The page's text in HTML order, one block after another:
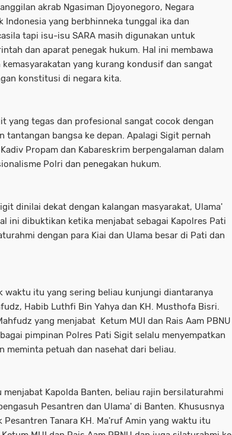
akrab Ngasiman Djoyonegoro, Negara
Indonesia yang berbhinneka tunggal ika dan
tapi isu-isu SARA masih digunakan untuk
dan aparat penegak hukum. Hal ini membawa
yang kurang kondusif dan sangat
konstitusi di negara kita.
yang tegas dan profesional sangat cocok dengan
tantangan bangsa ke depan. Apalagi Sigit pernah
Propam dan Kabareskrim berpengalaman dalam
Polri dan penegakan hukum.
dinilai dekat dengan kalangan masyarakat, Ulama'
ini dibuktikan ketika menjabat sebagai Kapolres Pati
dengan para Kiai dan Ulama besar di Pati dan
waktu itu yang sering beliau kunjungi diantaranya
Habib Luthfi Bin Yahya dan KH. Musthofa Bisri.
yang menjabat Ketum MUI dan Rais Aam PBNU
pimpinan Polres Pati Sigit selalu menyempatkan
meminta petuah dan nasehat dari beliau.
menjabat Kapolda Banten, beliau rajin bersilaturahmi
Pesantren dan Ulama' di Banten. Khususnya
Pesantren Tanara KH. Ma'ruf Amin yang waktu itu